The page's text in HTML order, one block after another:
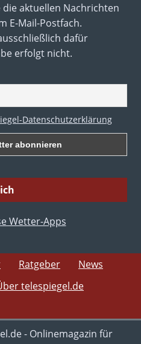
die aktuellen Nachrichten
E-Mail-Postfach.
dafür
erfolgt nicht.
Datenschutzerklärung
Ratgeber
News
telespiegel.de
- Onlinemagazin für